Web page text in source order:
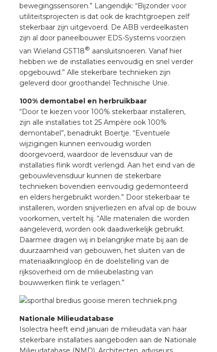
bewegingssensoren.” Langendijk: “Bijzonder voor
utiliteitsprojecten is dat ook de krachtgroepen zelf
stekerbaar zijn uitgevoerd. De ABB verdeelkasten
zijn al door paneelbouwer EDS-Systems voorzien
van Wieland GST18® aansluitsnoeren. Vanaf hier
hebben we de installaties eenvoudig en snel verder
opgebouwd.” Alle stekerbare technieken zijn
geleverd door groothandel Technische Unie.
100% demontabel en herbruikbaar
“Door te kiezen voor 100% stekerbaar installeren,
zijn alle installaties tot 25 Ampère ook 100%
demontabel”, benadrukt Boertje. “Eventuele
wijzigingen kunnen eenvoudig worden
doorgevoerd, waardoor de levensduur van de
installaties flink wordt verlengd. Aan het eind van de
gebouwlevensduur kunnen de stekerbare
technieken bovendien eenvoudig gedemonteerd
en elders hergebruikt worden.” Door stekerbaar te
installeren, worden snijverliezen en afval op de bouw
voorkomen, vertelt hij. “Alle materialen die worden
aangeleverd, worden ook daadwerkelijk gebruikt.
Daarmee dragen wij in belangrijke mate bij aan de
duurzaamheid van gebouwen, het sluiten van de
materiaalkringloop én de doelstelling van de
rijksoverheid om de milieubelasting van
bouwwerken flink te verlagen.”
Nationale Milieudatabase
Isolectra heeft eind januari de milieudata van haar
stekerbare installaties aangeboden aan de Nationale